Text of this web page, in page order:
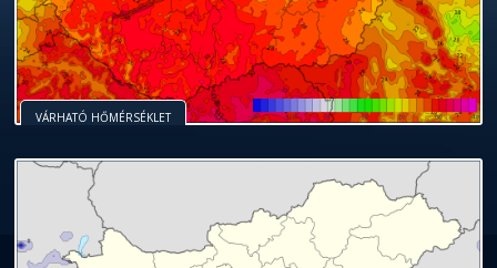
VÁRHATÓ HŐMÉRSÉKLET